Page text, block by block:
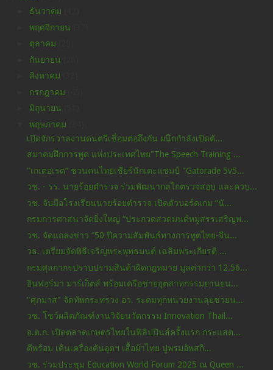
ธันวาคม
พฤศจิกายน
ตุลาคม
กันยายน
สิงหาคม
กรกฎาคม
มิถุนายน
พฤษภาคม
เปิดจักรวาลงานดนตรีเชื่อมต่อถึงกัน ผนึกกำลังเปิดตั...
สมาคมฝึกการพูด แห่งประเทศไทย"The Speech Training ...
"เกเตอเรด” ชวนคนไทยเชียร์นักเตะแชมป์ "Gatorade 5v5...
วช. - รร. นายร้อยตำรวจ ร่วมพัฒนากลไกตรวจสอบ และควบ...
วช. จับมือโรงเรียนนายร้อยตำรวจ เปิดตัวบอร์ดเกม “นั...
กรมการศาสนาจัดยิ่งใหญ่ “ประกวดสวดมนต์หมู่สรรเสริญพ...
วช. จัดแถลงข่าว “50 ปีความสัมพันธ์ทางการทูตไทย-จีน...
วธ. เตรียมจัดพิธีเจริญพระพุทธมนต์ เฉลิมพระเกียรติ ...
กรมศุลกากรปราบปรามสินค้าผิดกฎหมาย มูลค่ากว่า 12.56...
อินฟอร์มา มาร์เก็ตส์ พร้อมเครือข่ายอุตสาหกรรมยานยน...
"ศุภมาส" จัดทัพกระทรวง อว. ระดมทุกหน่วยงานลุยช่วยน...
วช. โชว์ผลิตภัณฑ์งานวิจัยนวัตกรรม Innovation Thail...
อ.ต.ก. เปิดตลาดเกษตรไทยในฟิลิปปินส์ครั้งแรก กระแสต...
ดีพร้อม เดินเครื่องดันอุตฯ เสื้อผ้าไทย ปูพรมอัพสกิ...
วช. ร่วมประชุม Education World Forum 2025 ณ Queen ...